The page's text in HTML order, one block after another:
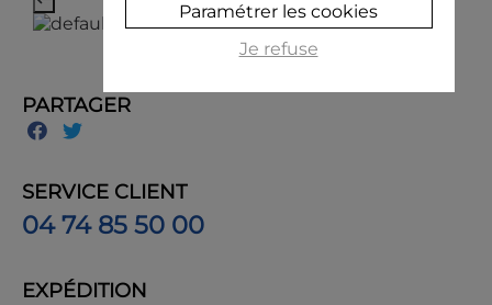
PARTAGER
SERVICE CLIENT
04 74 85 50 00
EXPÉDITION
Paramétrer les cookies
Je refuse